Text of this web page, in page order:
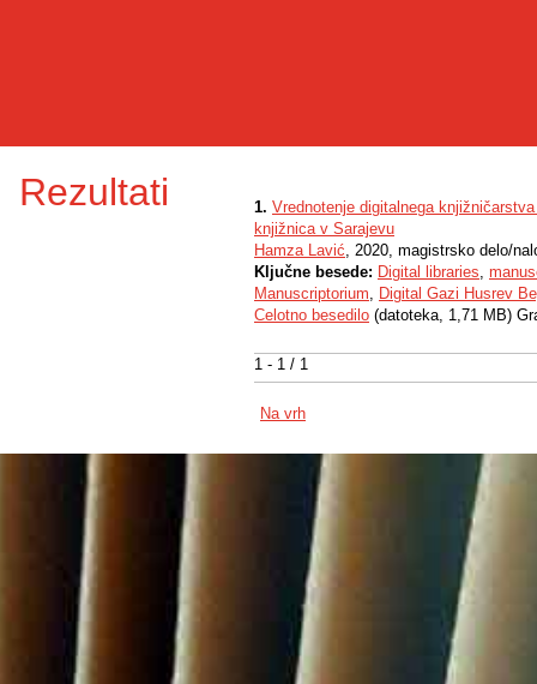
Rezultati
1 - 1 / 1
1. Vrednotenje digitalnega
knjižnica v Sarajevu
Hamza Lavić, 2020, magistrsko delo/
Ključne besede: Digital libraries,
Manuscriptorium, Digital Gazi Husrev
Celotno besedilo (datoteka, 1,71 MB)
Na vrh